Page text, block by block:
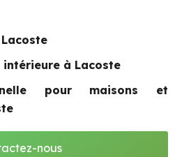
à Lacoste
pour maisons et
nous